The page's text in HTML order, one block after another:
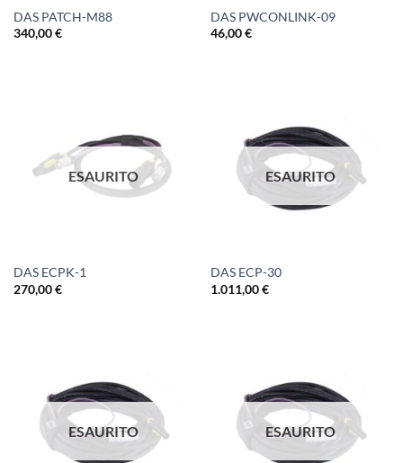
DAS PATCH-M88
340,00€
DAS PWCONLINK-09
46,00€
ESAURITO
DAS ECPK-1
270,00€
ESAURITO
DAS ECP-30
1.011,00€
ESAURITO ESAURITO